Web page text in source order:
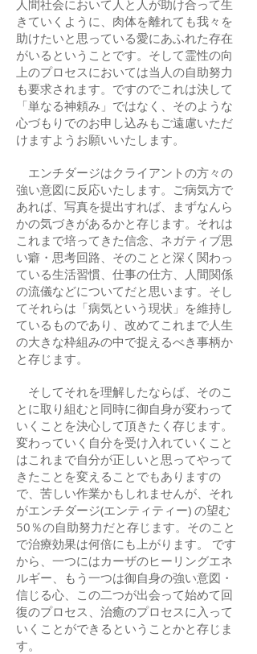
人間社会において人と人が助け合って生
きていくように、肉体を離れても我々を
助けたいと思っている愛にあふれた存在
がいるということです。そして霊性の向
上のプロセスにおいては当人の自助努力
も要求されます。ですのでこれは決して
「単なる神頼み」ではなく、そのような
心づもりでのお申し込みもご遠慮いただ
けますようお願いいたします。
エンチダージはクライアントの方々の
強い意図に反応いたします。ご病気方で
あれば、写真を提出すれば、まずなんら
かの気づきがあるかと存じます。それは
これまで培ってきた信念、ネガティブ思
い癖・思考回路、そのことと深く関わっ
ている生活習慣、仕事の仕方、人間関係
の流儀などについてだと思います。そし
てそれらは「病気という現状」を維持し
ているものであり、改めてこれまで人生
の大きな枠組みの中で捉えるべき事柄か
と存じます。
そしてそれを理解したならば、そのこ
とに取り組むと同時に御自身が変わって
いくことを決心して頂きたく存じます。
変わっていく自分を受け入れていくこと
はこれまで自分が正しいと思ってやって
きたことを変えることでもありますの
で、苦しい作業かもしれませんが、それ
がエンチダージ(エンティティー) の望む
50％の自助努力だと存じます。そのこと
で治療効果は何倍にも上がります。 です
から、一つにはカーザのヒーリングエネ
ルギー、もう一つは御自身の強い意図・
信じる心、この二つが出会って始めて回
復のプロセス、治癒のプロセスに入って
いくことができるということかと存じま
す。